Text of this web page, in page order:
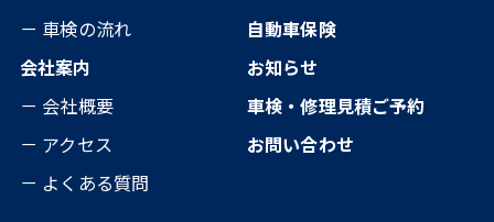
－ 車検の流れ
自動車保険
会社案内
－ 会社概要
－ アクセス
－ よくある質問
お知らせ
車検・修理見積ご予約
お問い合わせ